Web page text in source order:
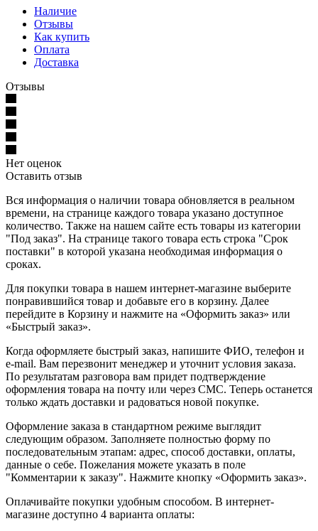
Наличие
Отзывы
Как купить
Оплата
Доставка
Отзывы
Нет оценок
Оставить отзыв
Вся информация о наличии товара обновляется в реальном
времени, на странице каждого товара указано доступное
количество. Также на нашем сайте есть товары из категории
"Под заказ". На странице такого товара есть строка "Срок
поставки" в которой указана необходимая информация о
сроках.
Для покупки товара в нашем интернет-магазине выберите
понравившийся товар и добавьте его в корзину. Далее
перейдите в Корзину и нажмите на «Оформить заказ» или
«Быстрый заказ».
Когда оформляете быстрый заказ, напишите ФИО, телефон и
e-mail. Вам перезвонит менеджер и уточнит условия заказа.
По результатам разговора вам придет подтверждение
оформления товара на почту или через СМС. Теперь останется
только ждать доставки и радоваться новой покупке.
Оформление заказа в стандартном режиме выглядит
следующим образом. Заполняете полностью форму по
последовательным этапам: адрес, способ доставки, оплаты,
данные о себе. Пожелания можете указать в поле
"Комментарии к заказу". Нажмите кнопку «Оформить заказ».
Оплачивайте покупки удобным способом. В интернет-
магазине доступно 4 варианта оплаты: